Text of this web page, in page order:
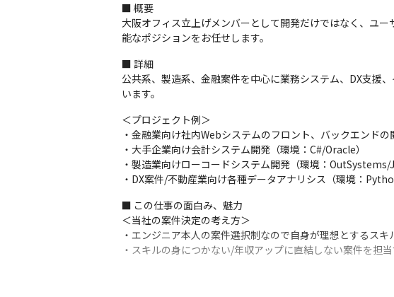
■ 概要
大阪オフィス立上げメンバーとして開発だけではなく、ユ
能なポジションをお任せします。
■ 詳細
公共系、製造系、金融案件を中心に業務システム、DX支援
います。
＜プロジェクト例＞
・金融業向け社内Webシステムのフロント、バックエンド
・大手企業向け会計システム開発（環境：C#/Oracle）
・製造業向けローコードシステム開発（環境：OutSystems/
・DX案件/不動産業向け各種データアナリシス（環境：
■ この仕事の面白み、魅力
＜当社の案件決定の考え方＞
・エンジニア本人の案件選択制なので自身が理想とするスキ
・スキルの身につかない/年収アップに直結しない案件を担